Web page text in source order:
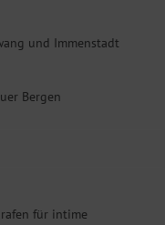
und Immenstadt
Bergen
für intime